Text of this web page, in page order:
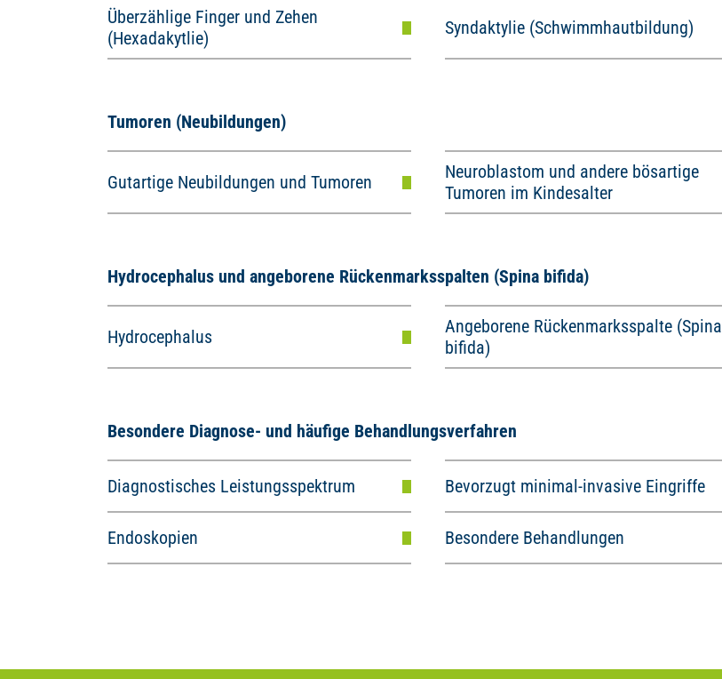
Überzählige Finger und Zehen
(Hexadakytlie)
Syndaktylie (Schwimmhautbildung)
Tumoren (Neubildungen)
Gutartige Neubildungen und Tumoren
Neuroblastom und andere bösartige
Tumoren im Kindesalter
Hydrocephalus und angeborene Rückenmarksspalten (Spina bifida)
Hydrocephalus
Angeborene Rückenmarksspalte (Spina
bifida)
Besondere Diagnose- und häufige Behandlungsverfahren
Diagnostisches Leistungsspektrum Bevorzugt minimal-invasive Eingriffe
Endoskopien Besondere Behandlungen